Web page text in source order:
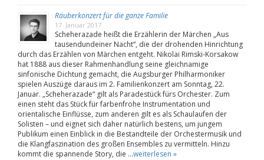
Räuberkonzert für die ganze Familie
17. Januar 2017
Scheherazade heißt die Erzählerin der Märchen „Aus
tausendundeiner Nacht“, die der drohenden Hinrichtung
durch das Erzählen von Märchen entgeht. Nikolai Rimski-Korsakow
hat 1888 aus dieser Rahmenhandlung seine gleichnamige
sinfonische Dichtung gemacht, die Augsburger Philharmoniker
spielen Auszüge daraus im 2. Familienkonzert am Sonntag, 22.
Januar. „Scheherazade“ gilt als Paradestück fürs Orchester. Zum
einen steht das Stück für farbenfrohe Instrumentation und
orientalische Einflüsse, zum anderen gilt es als Schaulaufen der
Solisten – und eignet sich daher natürlich bestens, um jungem
Publikum einen Einblick in die Bestandteile der Orchestermusik und
die Klangfaszination des großen Ensembles zu vermitteln. Hinzu
kommt die spannende Story, die …weiterlesen »